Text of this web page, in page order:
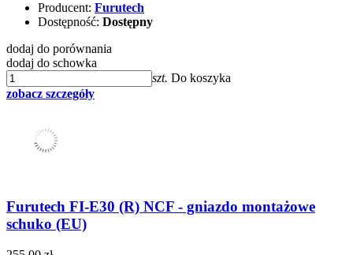
Producent: Furutech
Dostępność: Dostępny
dodaj do porównania
dodaj do schowka
szt. Do koszyka
zobacz szczegóły
Furutech FI-E30 (R) NCF - gniazdo montażowe
schuko (EU)